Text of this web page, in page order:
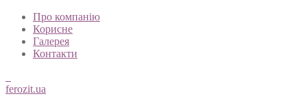
Про компанію
Корисне
Галерея
Контакти
ferozit.ua